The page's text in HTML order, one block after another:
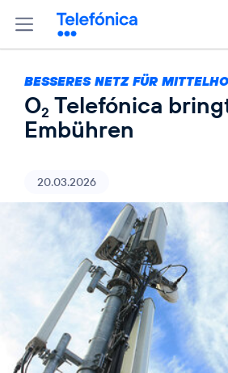
BESSERES NETZ FÜR
O2 Telefónica
Embühren
20.03.2026